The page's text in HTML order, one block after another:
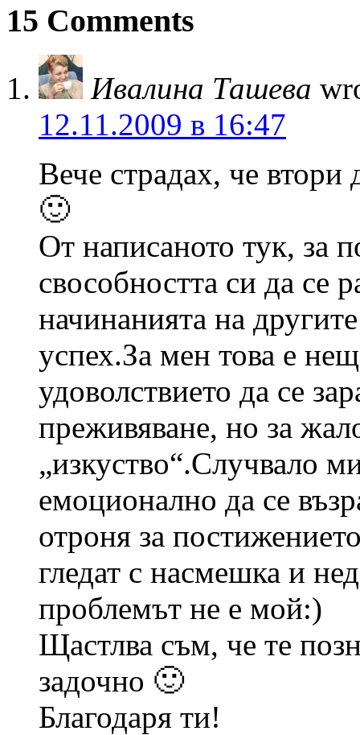
15 Comments
Ивалина Ташева
12.11.2009 в 16:47
Вече страдах, че
🙂
От написаното тук, за
свособността си да се
начинанията на
успех.За мен това е
удоволствието да се
преживяване, но за
„изкуство“.Случвало
емоционално да се
отроня за
гледат с насмешка и
проблемът не е мой:)
Щастлва съм, че те
задочно 🙂
Благодаря ти!